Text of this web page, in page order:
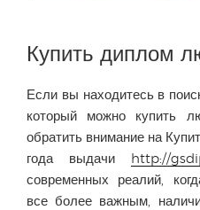
Купить диплом
Если вы находитесь в
который можно купить
обратить внимание на
года выдачи http://
современных реалий,
все более важным,